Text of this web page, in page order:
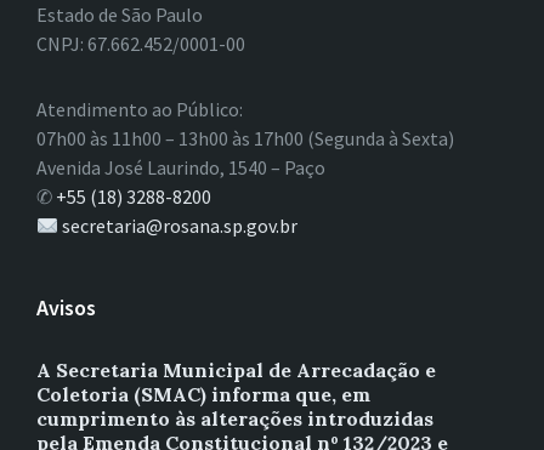
Estado de São Paulo
CNPJ: 67.662.452/0001-00
Atendimento ao Público:
07h00 às 11h00 – 13h00 às 17h00 (Segunda à Sexta)
Avenida José Laurindo, 1540 – Paço
✆ +55 (18) 3288-8200
secretaria@rosana.sp.gov.br
Avisos
A Secretaria Municipal de Arrecadação e
Coletoria (SMAC) informa que, em
cumprimento às alterações introduzidas
pela Emenda Constitucional nº 132/2023 e